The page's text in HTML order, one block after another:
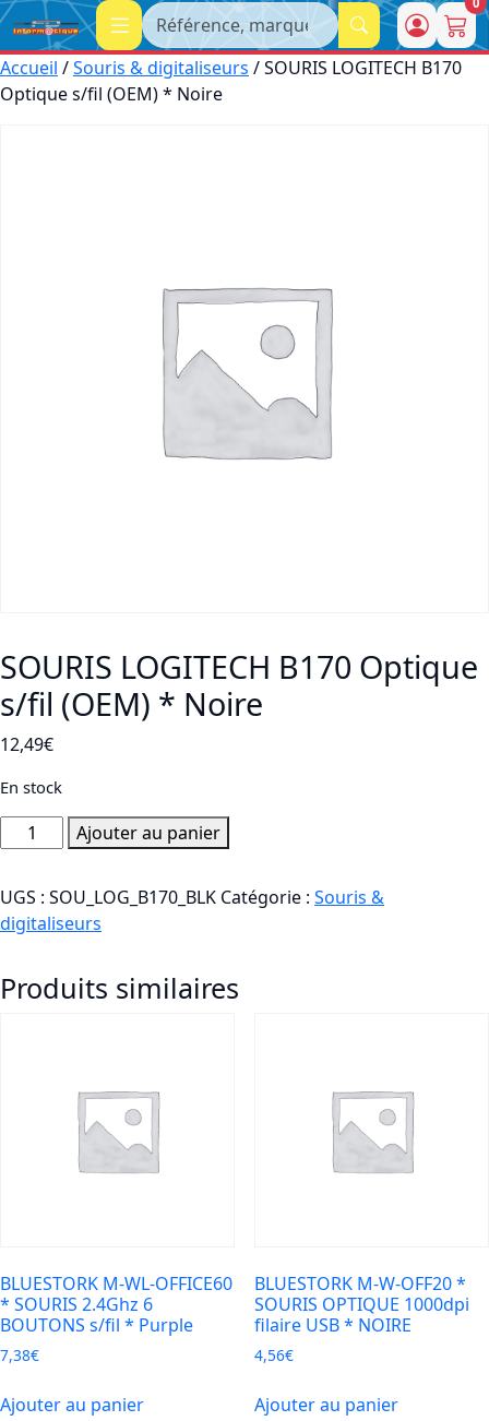
Recherche
Accueil /Souris & digitaliseurs / SOURIS LOGITECH B170
Optique s/fil (OEM) * Noire
SOURIS LOGITECH B170 Optique
s/fil (OEM) * Noire
12,49€
En stock
quantité
de
LOGITECH
B170
s/fil
Ajouter au panier
UGS : SOU_LOG_B170_BLK Catégorie : Souris &
digitaliseurs
Produits similaires
BLUESTORK M-WL-OFFICE60
* SOURIS 2.4Ghz 6
BOUTONS s/fil * Purple
7,38€
Ajouter au panier
BLUESTORK M-W-OFF20 *
SOURIS OPTIQUE 1000dpi
filaire USB * NOIRE
4,56€
Ajouter au panier